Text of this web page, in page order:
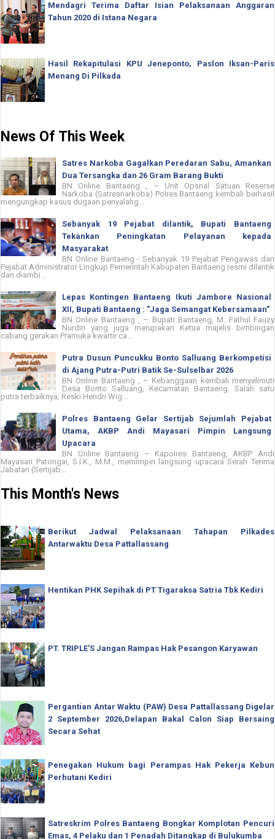
Mendagri Terima Daftar Isian Pelaksanaan Anggaran
Tahun 2020 di Istana Negara
Hasil Rekapitulasi KPU Jeneponto, Paslon Iksan-Paris
Menang Di Pilkada
News Of This Week
Satres Narkoba Gagalkan Peredaran Sabu, Amankan
Dua Tersangka dan 26 Gram Barang Bukti
BN Online Bantaeng , – Unit Opsnal Satuan Reserse
Narkoba (Satresnarkoba) Polres Bantaeng kembali berhasil
mengungkap kasus dugaan penyalahg...
Sebanyak 19 Pejabat dilantik, Bupati Bantaeng
Tekankan Peningkatan Pelayanan kepada
Masyarakat
BN Online Bantaeng - Sebanyak 19 Pejabat Pengawas dan
Pejabat Administrator Lingkup Pemerintah Kabupaten Bantaeng resmi dilantik
dan diambi...
Lepas Kontingen Bantaeng Ikuti Jambore Nasional
XII, Bupati Bantaeng : "Jaga Semangat Kebersamaan"
BN Online Bantaeng , – Bupati Bantaeng, M. Fathul Fauzy
Nurdin yang juga merupakan Ketua majelis bimbingan
cabang gerakan Pramuka kwartir ca...
Putra Dusun Puncukku Bonto Salluang Berkompetisi
di Ajang Putra-Putri Batik Se-Sulselbar 2026
BN Online Bantaeng , – Kebanggaan kembali menyelimuti
Desa Bonto Salluang, Kecamatan Bantaeng. Salah satu
putra terbaiknya, Reski Hendri Wig...
Polres Bantaeng Gelar Sertijab Sejumlah Pejabat
Utama, AKBP Andi Mayasari Pimpin Langsung
Upacara
BN Online Bantaeng – Kapolres Bantaeng, AKBP Andi
Mayasari Patongai, S.I.K., M.M., memimpin langsung upacara Serah Terima
Jabatan (Sertijab...
This Month's News
Berikut Jadwal Pelaksanaan Tahapan Pilkades
Antarwaktu Desa Pattallassang
Hentikan PHK Sepihak di PT Tigaraksa Satria Tbk Kediri
PT. TRIPLE'S Jangan Rampas Hak Pesangon Karyawan
Pergantian Antar Waktu (PAW) Desa Pattallassang Digelar
2 September 2026,Delapan Bakal Calon Siap Bersaing
Secara Sehat
Penegakan Hukum bagi Perampas Hak Pekerja Kebun
Perhutani Kediri
Satreskrim Polres Bantaeng Bongkar Komplotan Pencuri
Emas, 4 Pelaku dan 1 Penadah Ditangkap di Bulukumba